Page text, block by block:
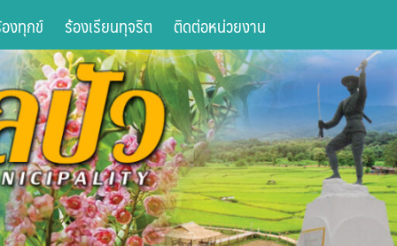
งทุกข์ ร้องเรียนทุจริต ติดต่อหน่วยงาน